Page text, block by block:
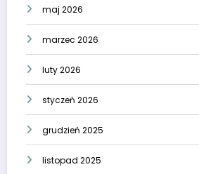
maj 2026
marzec 2026
luty 2026
styczeń 2026
grudzień 2025
listopad 2025